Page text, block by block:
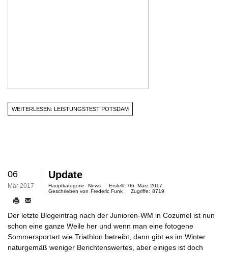
WEITERLESEN: LEISTUNGSTEST POTSDAM
06
Mär 2017
Update
Hauptkategorie: News Erstellt: 06. März 2017
Geschrieben von Frederic Funk Zugriffe: 8719
Der letzte Blogeintrag nach der Junioren-WM in Cozumel ist nun
schon eine ganze Weile her und wenn man eine fotogene
Sommersportart wie Triathlon betreibt, dann gibt es im Winter
naturgemäß weniger Berichtenswertes, aber einiges ist doch